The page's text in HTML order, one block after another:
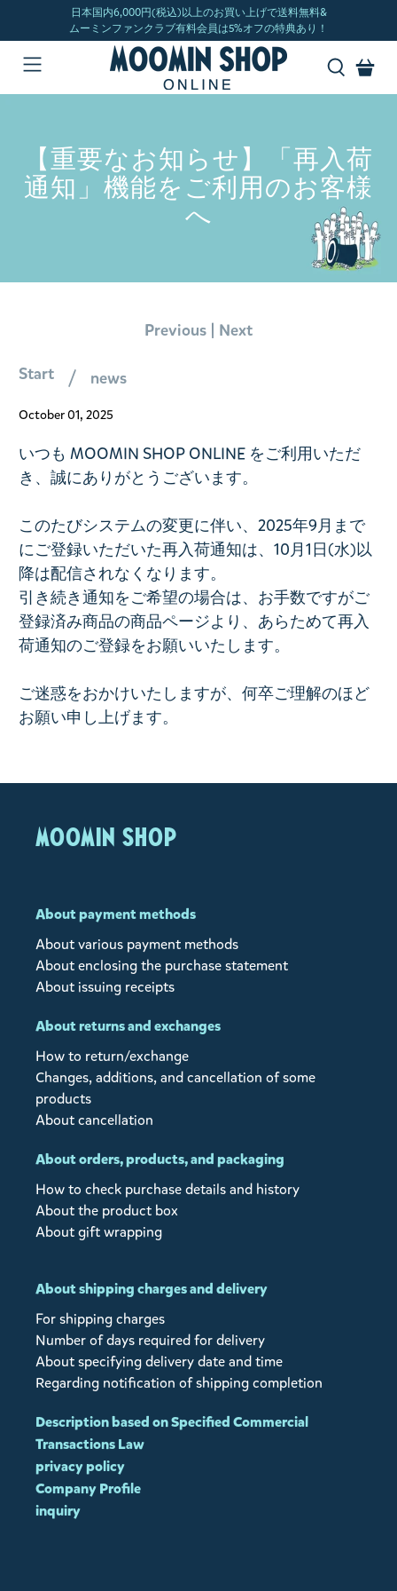
【重要なお知らせ】「再入荷
通知」機能をご利用のお客様
へ
Start news
Previous | Next
October 01, 2025
いつも MOOMIN SHOP ONLINE をご利用いただ
き、誠にありがとうございます。
このたびシステムの変更に伴い、2025年9月まで
にご登録いただいた再入荷通知は、10月1日(水)以
降は配信されなくなります。
引き続き通知をご希望の場合は、お手数ですがご
登録済み商品の商品ページより、 あらためて再入
荷通知のご登録をお願いいたします。
ご迷惑をおかけいたしますが、何卒ご理解のほど
お願い申し上げます。
MOOMIN SHOP
About payment methods
About various payment methods
About enclosing the purchase statement
About issuing receipts
About returns and exchanges
How to return/exchange
Changes, additions, and cancellation of some
products
About cancellation
About orders, products, and packaging
How to check purchase details and history
About the product box
About gift wrapping
About shipping charges and delivery
For shipping charges
Number of days required for delivery
About specifying delivery date and time
Regarding notification of shipping completion
Description based on Specified Commercial
Transactions Law
privacy policy
Company Profile
inquiry